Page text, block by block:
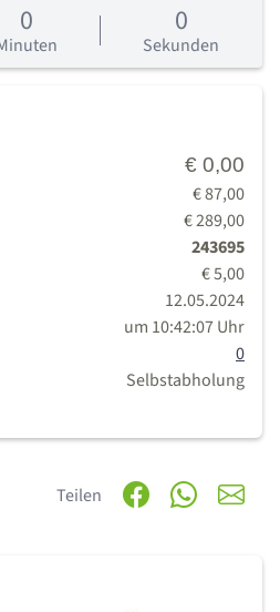
0 0
Sekunden
€ 0,00
€ 87,00
€ 289,00
243695
€ 5,00
12.05.2024
um 10:42:07 Uhr
0
Selbstabholung
Teilen